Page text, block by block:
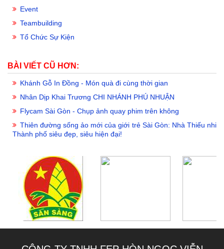
Event
Teambuilding
Tổ Chức Sự Kiện
BÀI VIẾT CŨ HƠN:
Khánh Gỗ In Đồng - Món quà đi cùng thời gian
Nhân Dịp Khai Trương CHI NHÁNH PHÚ NHUẬN
Flycam Sài Gòn - Chụp ảnh quay phim trên không
Thiên đường sống ảo mới của giới trẻ Sài Gòn: Nhà Thiếu nhi
Thành phố siêu đẹp, siêu hiện đại!